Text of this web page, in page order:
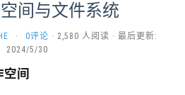
间与文件系统
· 0评论 · 2,580 人阅读 · 最后更新:
2024/5/30
空间